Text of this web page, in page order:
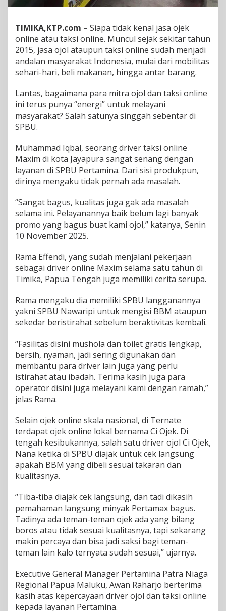
,
S
P
B
P
r
t
a
a
J
a
i
e
m
p
s
i
E
n
r
g
i
e
b
e
l
u
m
i
k
L
a
g
i
TIMIKA,KTP.com – Siapa tidak kenal jasa ojek
online atau taksi online. Muncul sejak sekitar tahun
2015, jasa ojol ataupun taksi online sudah menjadi
andalan masyarakat Indonesia, mulai dari mobilitas
sehari-hari, beli makanan, hingga antar barang.
Lantas, bagaimana para mitra ojol dan taksi online
ini terus punya “energi” untuk melayani
masyarakat? Salah satunya singgah sebentar di
SPBU.
Muhammad Iqbal, seorang driver taksi online
Maxim di kota Jayapura sangat senang dengan
layanan di SPBU Pertamina. Dari sisi produkpun,
dirinya mengaku tidak pernah ada masalah.
“Sangat bagus, kualitas juga gak ada masalah
selama ini. Pelayanannya baik belum lagi banyak
promo yang bagus buat kami ojol,” katanya, Senin
10 November 2025.
Rama Effendi, yang sudah menjalani pekerjaan
sebagai driver online Maxim selama satu tahun di
Timika, Papua Tengah juga memiliki cerita serupa.
Rama mengaku dia memiliki SPBU langganannya
yakni SPBU Nawaripi untuk mengisi BBM ataupun
sekedar beristirahat sebelum beraktivitas kembali.
“Fasilitas disini mushola dan toilet gratis lengkap,
bersih, nyaman, jadi sering digunakan dan
membantu para driver lain juga yang perlu
istirahat atau ibadah. Terima kasih juga para
operator disini juga melayani kami dengan ramah,”
jelas Rama.
Selain ojek online skala nasional, di Ternate
terdapat ojek online lokal bernama Ci Ojek. Di
tengah kesibukannya, salah satu driver ojol Ci Ojek,
Nana ketika di SPBU diajak untuk cek langsung
apakah BBM yang dibeli sesuai takaran dan
kualitasnya.
“Tiba-tiba diajak cek langsung, dan tadi dikasih
pemahaman langsung minyak Pertamax bagus.
Tadinya ada teman-teman ojek ada yang bilang
boros atau tidak sesuai kualitasnya, tapi sekarang
makin percaya dan bisa jadi saksi bagi teman-
teman lain kalo ternyata sudah sesuai,” ujarnya.
Executive General Manager Pertamina Patra Niaga
Regional Papua Maluku, Awan Raharjo berterima
kasih atas kepercayaan driver ojol dan taksi online
kepada layanan Pertamina.